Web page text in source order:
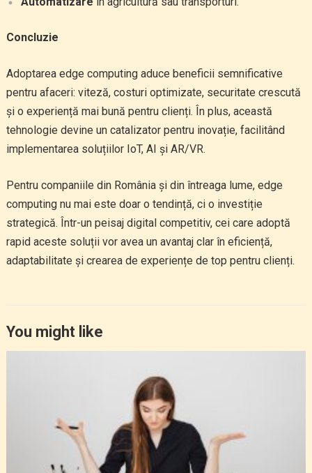
Concluzie
Adoptarea edge computing aduce beneficii semnificative
pentru afaceri: viteză, costuri optimizate, securitate crescută
și o experiență mai bună pentru clienți. În plus, această
tehnologie devine un catalizator pentru inovație, facilitând
implementarea soluțiilor IoT, AI și AR/VR.
Pentru companiile din România și din întreaga lume, edge
computing nu mai este doar o tendință, ci o investiție
strategică. Într-un peisaj digital competitiv, cei care adoptă
rapid aceste soluții vor avea un avantaj clar în eficiență,
adaptabilitate și crearea de experiențe de top pentru clienți.
You might like